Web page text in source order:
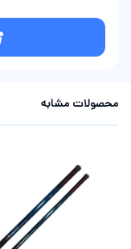
محصولات مشابه